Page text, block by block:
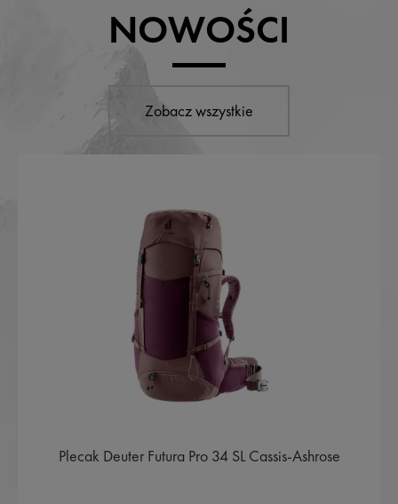
NOWOŚCI
Zobacz wszystkie
Plecak Deuter Futura Pro 34 SL Cassis-Ashrose